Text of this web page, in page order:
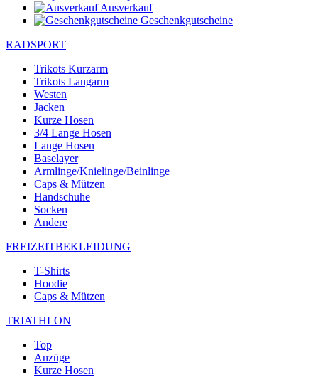
Ausverkauf
Geschenkgutscheine
RADSPORT
Trikots Kurzarm
Trikots Langarm
Westen
Jacken
Kurze Hosen
3/4 Lange Hosen
Lange Hosen
Baselayer
Armlinge/Knielinge/Beinlinge
Caps & Mützen
Handschuhe
Socken
Andere
FREIZEITBEKLEIDUNG
T-Shirts
Hoodie
Caps & Mützen
TRIATHLON
Top
Anzüge
Kurze Hosen